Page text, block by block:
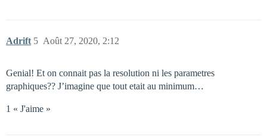
Adrift Août 27, 2020, 2:12
5
Genial! Et on connait pas la resolution ni les parametres
graphiques?? J’imagine que tout etait au minimum…
1 « J'aime »